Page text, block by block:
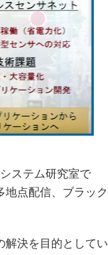
ステム研究室で
点配信、ブラック
決を目的としてい